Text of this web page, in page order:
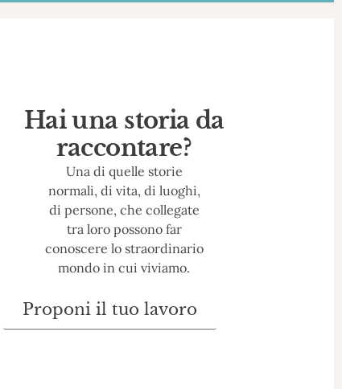
Hai una storia da
raccontare?
Una di quelle storie
normali, di vita, di luoghi,
di persone, che collegate
tra loro possono far
conoscere lo straordinario
mondo in cui viviamo.
Proponi il tuo lavoro